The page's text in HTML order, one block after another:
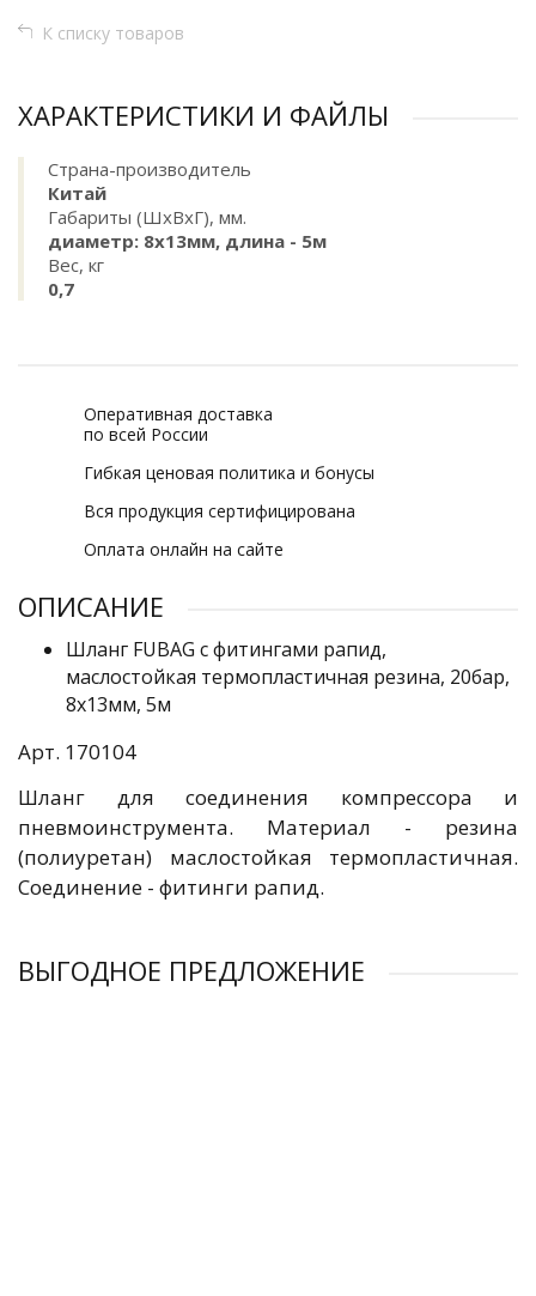
К списку товаров
ХАРАКТЕРИСТИКИ И ФАЙЛЫ
Страна-производитель
Китай
Габариты (ШхВхГ), мм.
диаметр: 8x13мм, длина - 5м
Вес, кг
0,7
Оперативная доставка
по всей России
Гибкая ценовая политика и бонусы
Вся продукция сертифицирована
Оплата онлайн на сайте
ОПИСАНИЕ
Шланг FUBAG с фитингами рапид,
маслостойкая термопластичная резина, 20бар,
8x13мм, 5м
Арт. 170104
Шланг для соединения компрессора и
пневмоинструмента. Материал - резина
(полиуретан) маслостойкая термопластичная.
Соединение - фитинги рапид.
ВЫГОДНОЕ ПРЕДЛОЖЕНИЕ